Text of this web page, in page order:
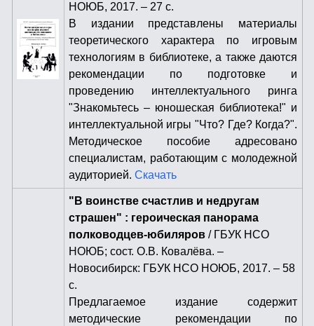
НОЮБ, 2017. – 27 с.
В издании представлены материалы
теоретического характера по игровым
технологиям в библиотеке, а также даются
рекомендации по подготовке и
проведению интеллектуального ринга
"Знакомьтесь – юношеская библиотека!" и
интеллектуальной игры "Что? Где? Когда?".
Методическое пособие адресовано
специалистам, работающим с молодежной
аудиторией. Скачать
"В воинстве счастлив и недругам
страшен" : героическая панорама
полководцев-юбиляров/ ГБУК НСО
НОЮБ; сост. О.В. Ковалёва. –
Новосибирск: ГБУК НСО НОЮБ, 2017. – 58
с.
Предлагаемое издание содержит
методические рекомендации по